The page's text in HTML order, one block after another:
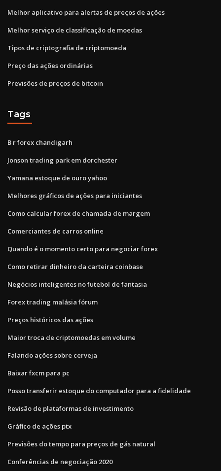
Melhor aplicativo para alertas de preços de ações
Melhor serviço de classificação de moedas
Tipos de criptografia de criptomoeda
Preço das ações ordinárias
Previsões de preços de bitcoin
Tags
B r forex chandigarh
Jonson trading park em dorchester
Yamana estoque de ouro yahoo
Melhores gráficos de ações para iniciantes
Como calcular forex de chamada de margem
Comerciantes de carros online
Quando é o momento certo para negociar forex
Como retirar dinheiro da carteira coinbase
Negócios inteligentes no futebol de fantasia
Forex trading malásia fórum
Preços históricos das ações
Maior troca de criptomoedas em volume
Falando ações sobre cerveja
Baixar fxcm para pc
Posso transferir estoque do computador para a fidelidade
Revisão de plataformas de investimento
Gráfico de ações ptx
Previsões do tempo para preços de gás natural
Conferências de negociação 2020